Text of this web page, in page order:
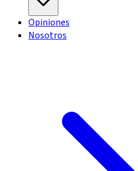
Opiniones
Nosotros